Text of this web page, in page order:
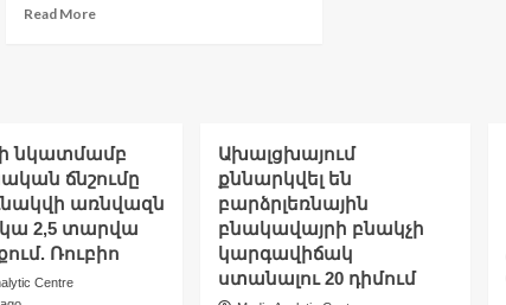
Read MoreRead
միջնորդ
դառնալ
Ռուսաստանի
և
Ուկրաինայի
միջև
բանակցություններում.
նկատմամբ
ճնշումը
առնվազն
2,5 տարվա
Ռուբիո
Centre
Ախալցխայում
քննարկվել են
բարձրլեռնային
բնակավայրի բնակչի
կարգավիճակ
ստանալու 20 դիմում